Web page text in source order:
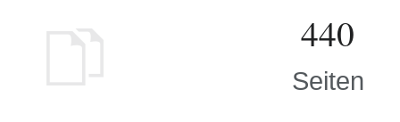
440
Seiten